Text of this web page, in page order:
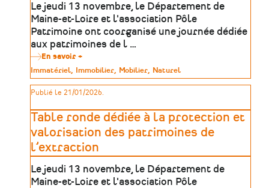
Le jeudi 13 novembre, le Département de
Maine-et-Loire et l'association Pôle
Patrimoine ont coorganisé une journée dédiée
aux patrimoines de l …
En savoir +
Synthèse
de
l’atelier
«
d’extraction
»
–
Journée
d’interconnaissance
du
novembre
2025
Type
de
patrimoine
Immatériel Immobilier Mobilier Naturel
Publié le 21/01/2026.
Table ronde dédiée à la protection et
valorisation des patrimoines de
l’extraction
Le jeudi 13 novembre, le Département de
Maine-et-Loire et l'association Pôle